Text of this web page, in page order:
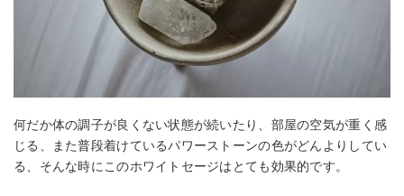
何だか体の調子が良くない状態が続いたり、部屋の空気が重く感
じる、また普段着けているパワーストーンの色がどんよりしてい
る、そんな時にこのホワイトセージはとても効果的です。